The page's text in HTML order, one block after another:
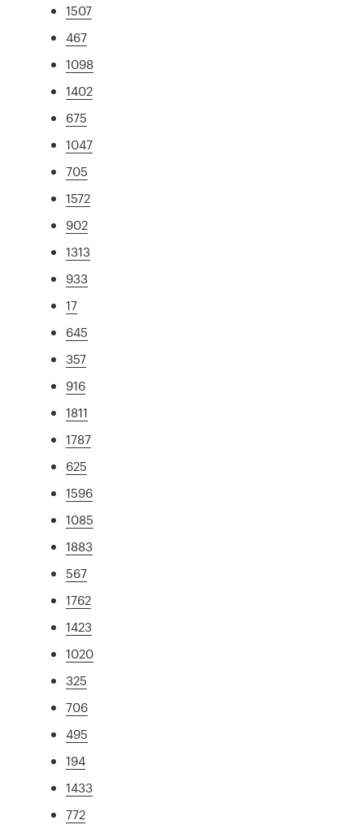
1507
467
1098
1402
675
1047
705
1572
902
1313
933
17
645
357
916
1811
1787
625
1596
1085
1883
567
1762
1423
1020
325
706
495
194
1433
772